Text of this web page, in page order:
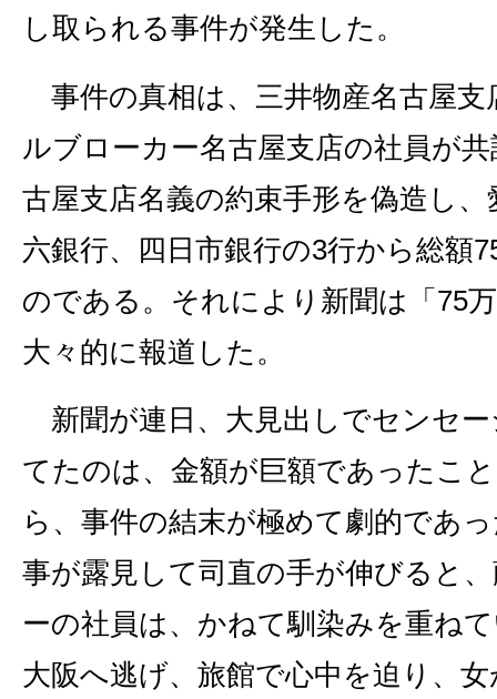
し取られる事件が発生した。
事件の真相は、三井物産名古屋支
ルブローカー名古屋支店の社員が
古屋支店名義の約束手形を偽造し
六銀行、四日市銀行の3行から総額
のである。それにより新聞は「75
大々的に報道した。
新聞が連日、大見出しでセンセ
てたのは、金額が巨額であったこ
ら、事件の結末が極めて劇的であ
事が露見して司直の手が伸びると
ーの社員は、かねて馴染みを重ね
大阪へ逃げ、旅館で心中を迫り、